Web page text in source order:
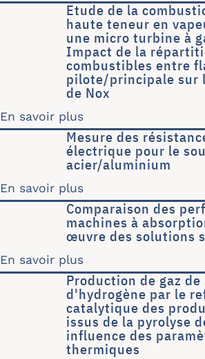
Etude de la
haute teneur en
une micro turbine à
Impact de la
combustibles entre
pilote/principale sur
de Nox
En savoir plus
Mesure des
électrique pour le
acier/aluminium
En savoir plus
Comparaison des
machines à
œuvre des solutions
En savoir plus
Production de gaz
d'hydrogène par le
catalytique des
issus de la pyrolyse
influence des
thermiques